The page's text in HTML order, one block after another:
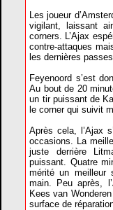
Les joueur
vigilant, laissant
corners. L’Ajax
contre-attaques
les dernières
Feyenoord s’est
Au bout de 20
un tir puissant de
le corner qui suivit
Après cela, l’Ajax
occasions. La
juste derrière
puissant. Quatre
mérité un meilleur
main. Peu après,
Kees van
surface de